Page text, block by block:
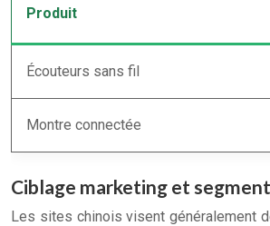
Produit
Écouteurs sans fil
Montre connectée
Ciblage marketing et
Les sites chinois visent généralement